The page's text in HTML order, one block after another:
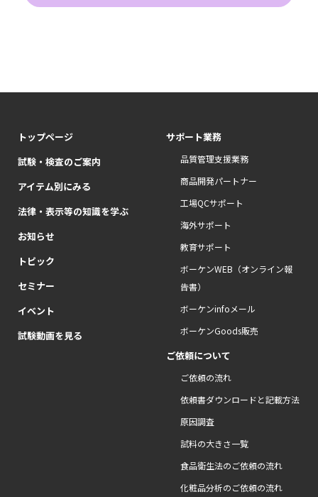
トップページ
試験・検査のご案内
アイテム別にみる
法律・表示等の知識を学ぶ
お知らせ
トピック
セミナー
イベント
試験動画を見る
サポート業務
品質管理支援業務
商品開発パートナー
工場QCサポート
海外サポート
教育サポート
ボーケンWEB（オンライン報
告書）
ボーケンinfoメール
ボーケンGoods販売
ご依頼について
ご依頼の流れ
依頼書ダウンロードと記載方法
原因調査
試料の大きさ一覧
食品衛生法のご依頼の流れ
化粧品分析のご依頼の流れ